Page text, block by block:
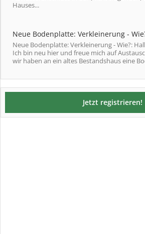
Hauses...
Neue Bodenplatte: Verkleinerung -
Neue Bodenplatte: Verkleinerung - Wie?:
Ich bin neu hier und freue mich auf
wir haben an ein altes Bestandshaus eine
Jetzt registrieren!